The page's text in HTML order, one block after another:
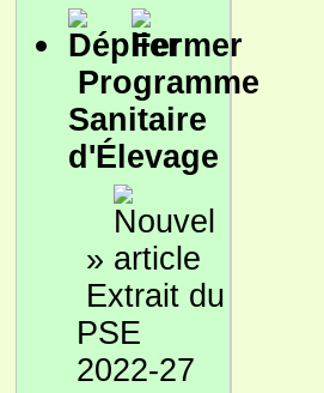
Programme
Sanitaire
d'Élevage
»
Extrait du
PSE
2022-27